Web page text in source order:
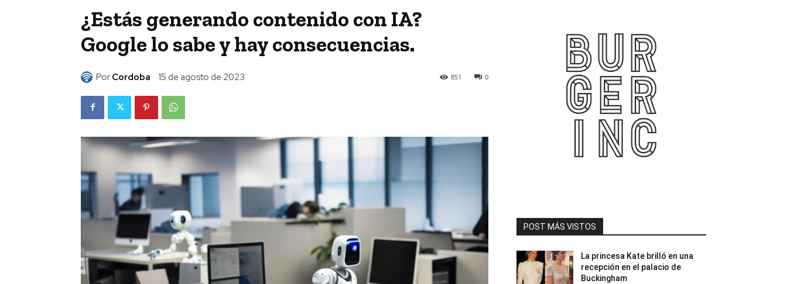
¿Estás generando contenido con IA?
Google lo sabe y hay consecuencias.
Por Cordoba 15 de agosto de 2023 0
851
POST MÁS VISTOS
La princesa Kate brilló en una
recepción en el palacio de
Buckingham